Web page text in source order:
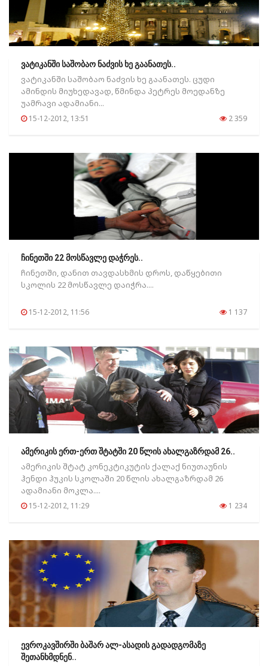
ვატიკანში საშობაო ნაძვის ხე გაანათეს..
ვატიკანში საშობაო ნაძვის ხე გაანათეს. ცუდი
ამინდის მიუხედავად, წმინდა პეტრეს მოედანზე
უამრავი ადამიანი...
15-12-2012, 13:51 2 359
ჩინეთში 22 მოსწავლე დაჭრეს..
ჩინეთში, დანით თავდასხმის დროს, დაწყებითი
სკოლის 22 მოსწავლე დაიჭრა....
15-12-2012, 11:56 1 137
ამერიკის ერთ-ერთ შტატში 20 წლის ახალგაზრდამ 26..
ამერიკის შტატ კონეკტიკუტის ქალაქ ნიუთაუნის
ჰენდი ჰუკის სკოლაში 20 წლის ახალგაზრდამ 26
ადამიანი მოკლა....
15-12-2012, 11:29 1 234
ევროკავშირში ბაშარ ალ-ასადის გადადგომაზე
შეთანხმდნენ..